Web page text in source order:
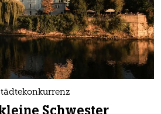
Schwester